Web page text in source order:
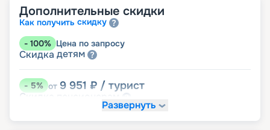
Дополнительные скидки
Как получить скидку
- 100% Цена по запросу
Скидка детям
-5% от 9 951 ₽ / турист
Скидка
Развернуть